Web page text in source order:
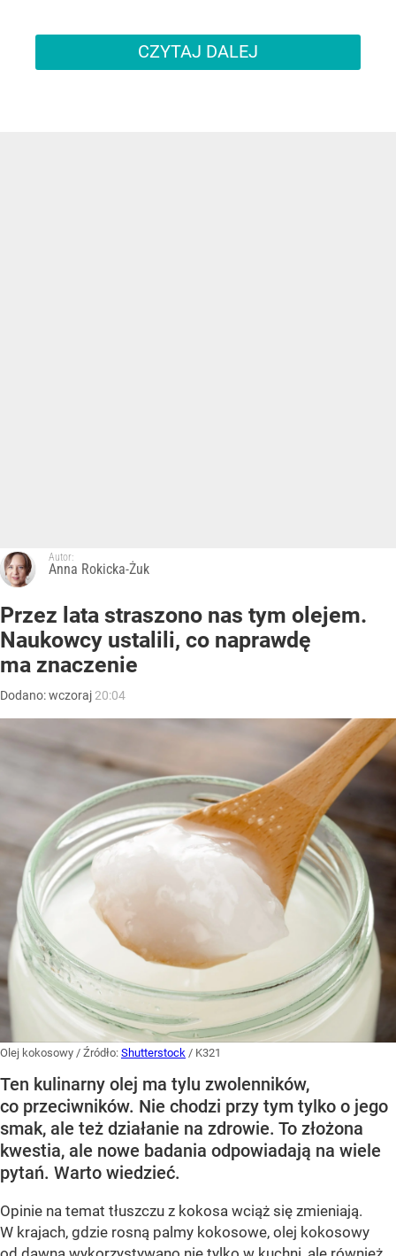
CZYTAJ DALEJ
Autor:
Anna Rokicka-Żuk
Przez lata straszono nas tym olejem.
Naukowcy ustalili, co naprawdę
ma znaczenie
Dodano:wczoraj 20:04
Olej kokosowy / Źródło: Shutterstock / K321
Ten kulinarny olej ma tylu zwolenników,
co przeciwników. Nie chodzi przy tym tylko o jego
smak, ale też działanie na zdrowie. To złożona
kwestia, ale nowe badania odpowiadają na wiele
pytań. Warto wiedzieć.
Opinie na temat tłuszczu z kokosa wciąż się zmieniają.
W krajach, gdzie rosną palmy kokosowe, olej kokosowy